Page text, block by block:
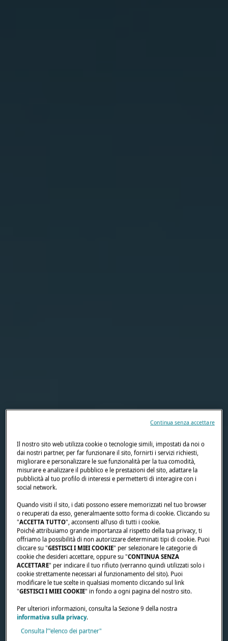
Il nostro sito web utilizza cookie o tecnologie simili, impostati da noi o
dai nostri partner, per far funzionare il sito, fornirti i servizi richiesti,
migliorare e personalizzare le sue funzionalità per la tua comodità,
misurare e analizzare il pubblico e le prestazioni del sito, adattare la
pubblicità al tuo profilo di interessi e permetterti di interagire con i
social network.
Quando visiti il sito, i dati possono essere memorizzati nel tuo browser
o recuperati da esso, generalmaente sotto forma di cookie. Cliccando su
"ACCETTA TUTTO", acconsenti all’uso di tutti i cookie.
Poiché attribuiamo grande importanza al rispetto della tua privacy, ti
offriamo la possibilità di non autorizzare determinati tipi di cookie. Puoi
cliccare su "GESTISCI I MIEI COOKIE" per selezionare le categorie di
cookie che desideri accettare, oppure su "CONTINUA SENZA
ACCETTARE" per indicare il tuo rifiuto (verranno quindi utilizzati solo i
cookie strettamente necessari al funzionamento del sito). Puoi
modificare le tue scelte in qualsiasi momento cliccando sul link
"GESTISCI I MIEI COOKIE" in fondo a ogni pagina del nostro sito.
Per ulteriori informazioni, consulta la Sezione 9 della nostra
informativa sulla privacy.
Consulta l’"elenco dei partner"
Continua senza accettare